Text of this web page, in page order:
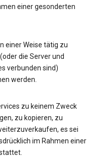
einer gesonderten
einer Weise tätig zu
die Server und
verbunden sind)
werden.
zu keinem Zweck
zu kopieren, zu
es sei
im Rahmen einer